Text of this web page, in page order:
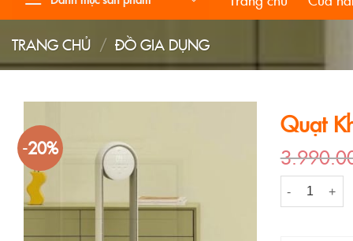
TRANG CHỦ / ĐỒ GIA DỤNG
-20%
Quạt
Quạt Không